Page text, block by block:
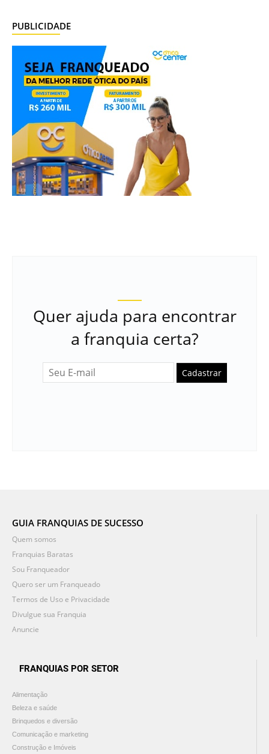
PUBLICIDADE
Quer ajuda para encontrar
a franquia certa?
Cadastrar
GUIA FRANQUIAS DE SUCESSO
Quem somos
Franquias Baratas
Sou Franqueador
Quero ser um Franqueado
Termos de Uso e Privacidade
Divulgue sua Franquia
Anuncie
FRANQUIAS POR SETOR
Alimentação
Beleza e saúde
Brinquedos e diversão
Comunicação e marketing
Construção e Imóveis